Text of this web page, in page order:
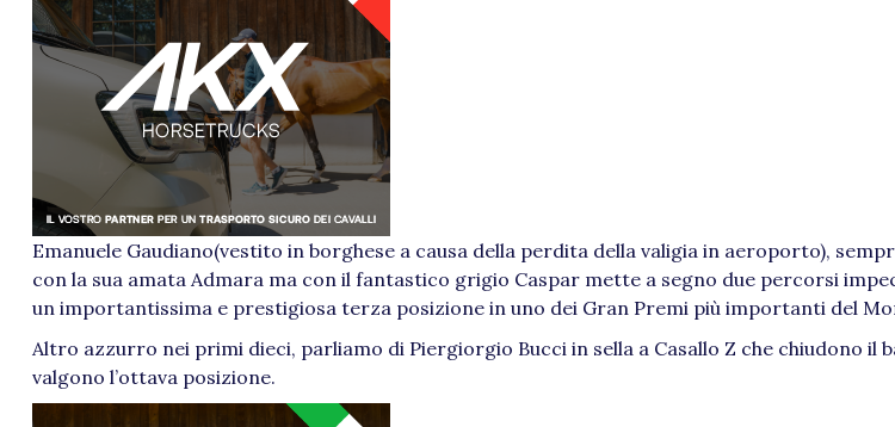
Emanuele Gaudiano(vestito in borghese a causa della perdita della valigia in aeroporto),
con la sua amata Admara ma con il fantastico grigio Caspar mette a segno due percorsi
un importantissima e prestigiosa terza posizione in uno dei Gran Premi più importanti del
Altro azzurro nei primi dieci, parliamo di Piergiorgio Bucci in sella a Casallo Z che chiudono il
valgono l’ottava posizione.